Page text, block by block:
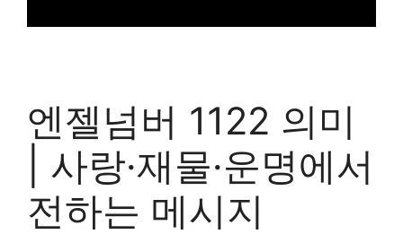
엔젤넘버 1122 의미
| 사랑·재물·운명에서
전하는 메시지